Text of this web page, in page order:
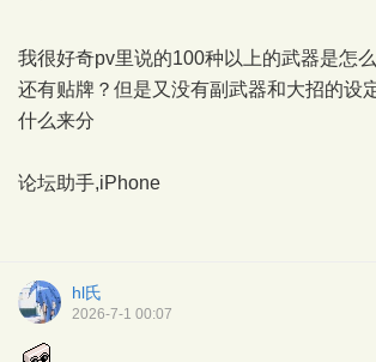
我很好奇pv里说的100种以上的武器是怎
还有贴牌？但是又没有副武器和大招的设
什么来分
论坛助手,iPhone
hl氏
2026-7-1 00:07